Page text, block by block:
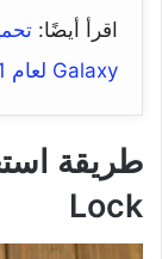
اقرأ أيضًا:
Galaxy لعام 2021
Lock